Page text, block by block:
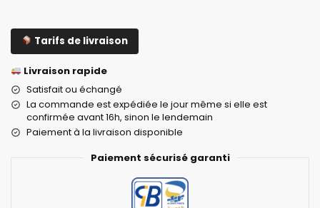
Tarifs de livraison
Livraison rapide
Satisfait ou échangé
La commande est expédiée le jour même si elle est
confirmée avant 16h, sinon le lendemain
Paiement à la livraison disponible
Paiement sécurisé garanti